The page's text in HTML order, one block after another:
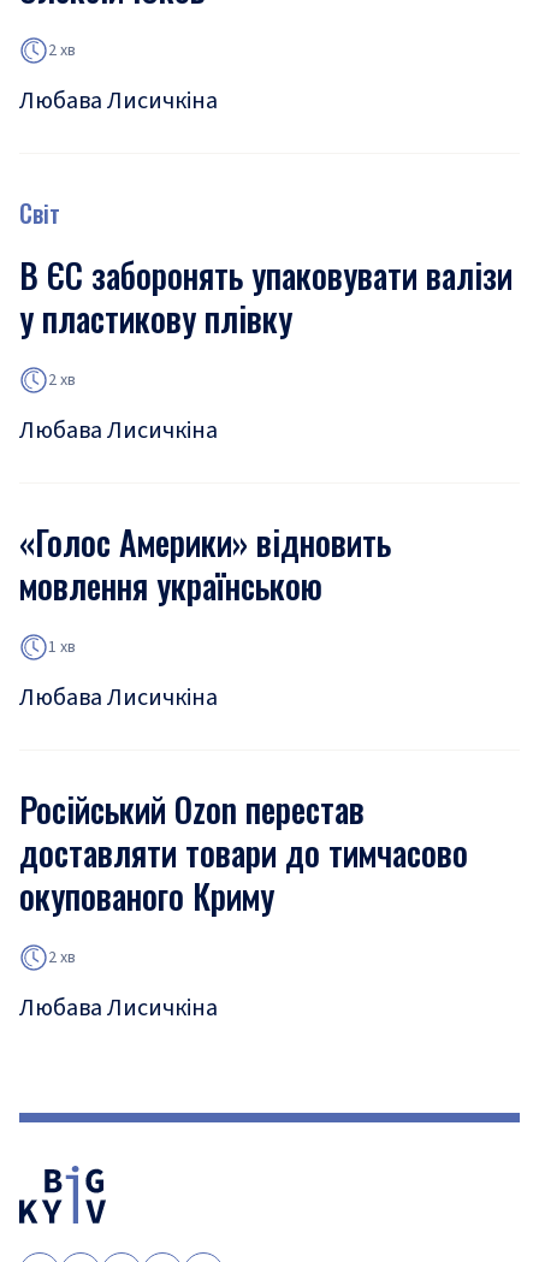
2 хв
Любава Лисичкіна
Світ
В ЄС заборонять упаковувати валізи
у пластикову плівку
2 хв
Любава Лисичкіна
«Голос Америки» відновить
мовлення українською
1 хв
Любава Лисичкіна
Російський Ozon перестав
доставляти товари до тимчасово
окупованого Криму
2 хв
Любава Лисичкіна